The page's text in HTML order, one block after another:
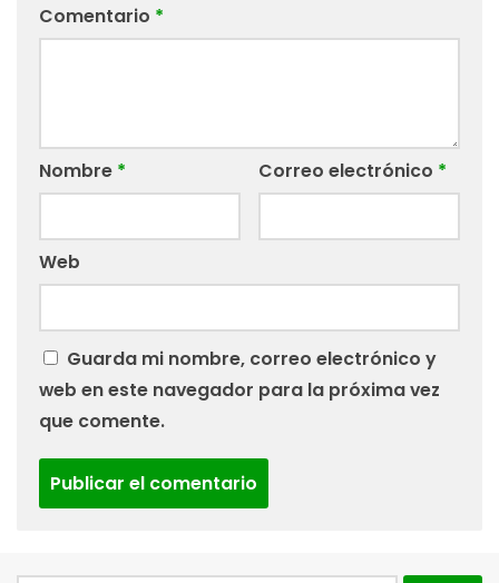
Comentario *
Nombre * Correo electrónico *
Web
Guarda mi nombre, correo electrónico y
web en este navegador para la próxima vez
que comente.